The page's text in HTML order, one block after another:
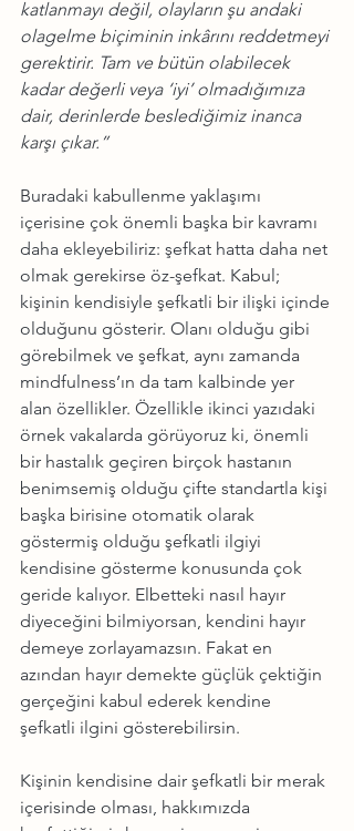
katlanmayı değil, olayların şu andaki
olagelme biçiminin inkârını reddetmeyi
gerektirir. Tam ve bütün olabilecek
kadar değerli veya ‘iyi’ olmadığımıza
dair, derinlerde beslediğimiz inanca
karşı çıkar.”
Buradaki kabullenme yaklaşımı
içerisine çok önemli başka bir kavramı
daha ekleyebiliriz: şefkat hatta daha net
olmak gerekirse öz-şefkat. Kabul;
kişinin kendisiyle şefkatli bir ilişki içinde
olduğunu gösterir. Olanı olduğu gibi
görebilmek ve şefkat, aynı zamanda
mindfulness’ın da tam kalbinde yer
alan özellikler. Özellikle ikinci yazıdaki
örnek vakalarda görüyoruz ki, önemli
bir hastalık geçiren birçok hastanın
benimsemiş olduğu çifte standartla kişi
başka birisine otomatik olarak
göstermiş olduğu şefkatli ilgiyi
kendisine gösterme konusunda çok
geride kalıyor. Elbetteki nasıl hayır
diyeceğini bilmiyorsan, kendini hayır
demeye zorlayamazsın. Fakat en
azından hayır demekte güçlük çektiğin
gerçeğini kabul ederek kendine
şefkatli ilgini gösterebilirsin.
Kişinin kendisine dair şefkatli bir merak
içerisinde olması, hakkımızda